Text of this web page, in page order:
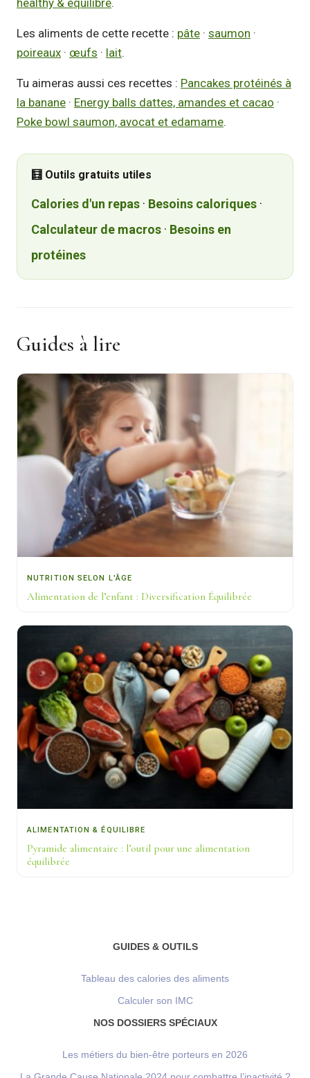
healthy & équilibré.
Les aliments de cette recette : pâte · saumon ·
poireaux · œufs · lait.
Tu aimeras aussi ces recettes : Pancakes protéinés à
la banane · Energy balls dattes, amandes et cacao ·
Poke bowl saumon, avocat et edamame.
🧮 Outils gratuits utiles
Calories d'un repas · Besoins caloriques ·
Calculateur de macros · Besoins en
protéines
Guides à lire
NUTRITION SELON L'ÂGE
Alimentation de l’enfant : Diversification Équilibrée
ALIMENTATION & ÉQUILIBRE
Pyramide alimentaire : l’outil pour une alimentation
équilibrée
GUIDES & OUTILS
Tableau des calories des aliments
Calculer son IMC
NOS DOSSIERS SPÉCIAUX
Les métiers du bien-être porteurs en 2026